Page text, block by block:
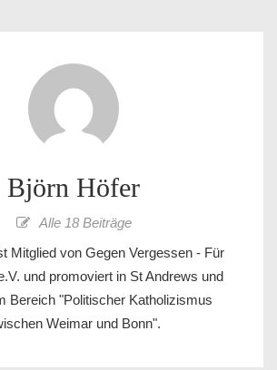
Björn Höfer
Alle 18 Beiträge
Mitglied von Gegen Vergessen - Für
und promoviert in St Andrews und
Bereich "Politischer Katholizismus
Weimar und Bonn".